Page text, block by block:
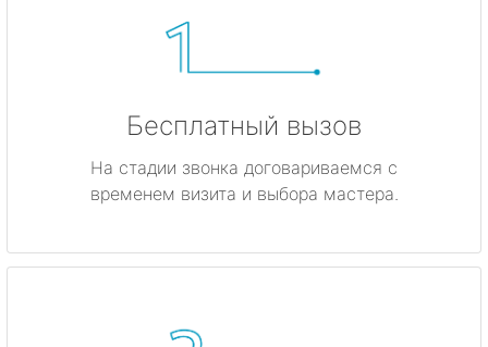
Бесплатный вызов
На стадии звонка договариваемся с
временем визита и выбора мастера.